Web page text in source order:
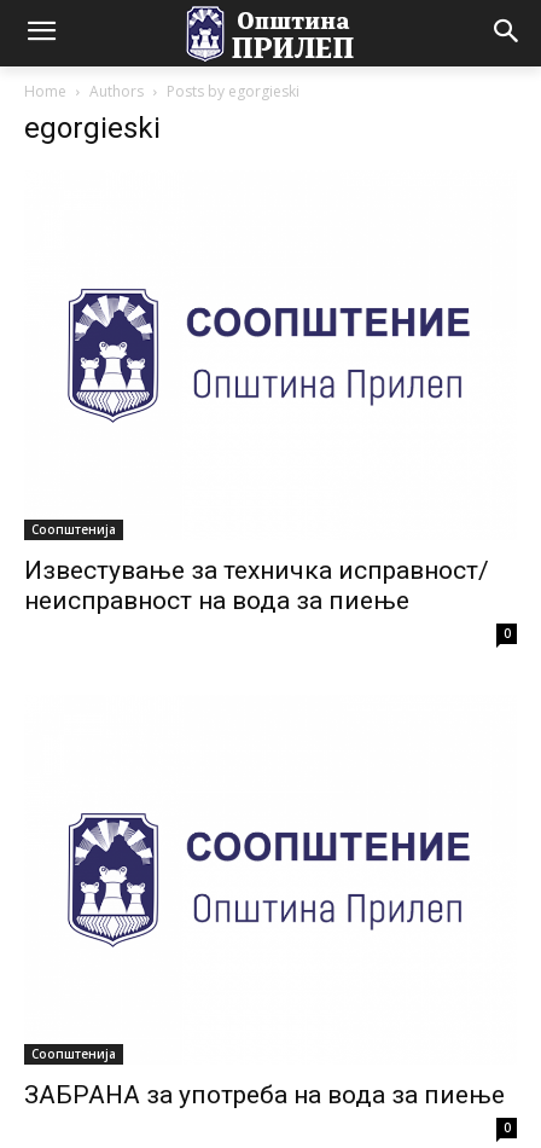
Home Authors Posts by egorgieski
egorgieski
Соопштенија
Известување за техничка исправност/
неисправност на вода за пиење
0
Соопштенија
ЗАБРАНА за употреба на вода за пиење
0